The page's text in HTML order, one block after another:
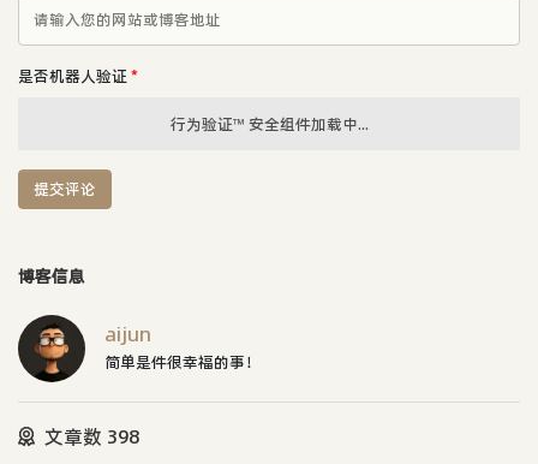
是否机器人验证 *
行为验证™ 安全组件加载中...
提交评论
博客信息
aijun
简单是件很幸福的事！
文章数 398